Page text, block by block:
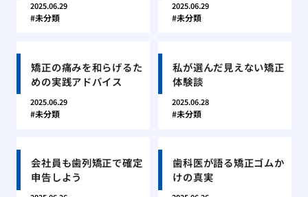
2025.06.29
未分類
2025.06.29
未分類
矯正の痛みを和らげるた
めの実践アドバイス
2025.06.29
未分類
私が選んだ見えない矯正
体験談
2025.06.28
未分類
会社員も歯列矯正で確定
申告しよう
歯科医が語る矯正ゴムか
けの真実